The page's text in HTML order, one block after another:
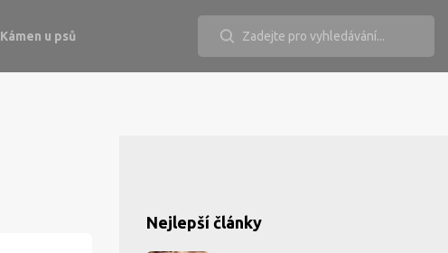
Kámen u psů
Nejlepší články